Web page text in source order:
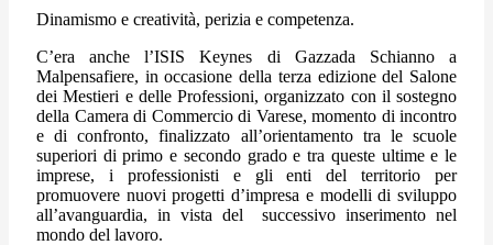
Dinamismo e creatività, perizia e competenza.
C’era anche l’ISIS Keynes di Gazzada Schianno a
Malpensafiere, in occasione della terza edizione del Salone
dei Mestieri e delle Professioni, organizzato con il sostegno
della Camera di Commercio di Varese, momento di incontro
e di confronto, finalizzato all’orientamento tra le scuole
superiori di primo e secondo grado e tra queste ultime e le
imprese, i professionisti e gli enti del territorio per
promuovere nuovi progetti d’impresa e modelli di sviluppo
all’avanguardia, in vista del successivo inserimento nel
mondo del lavoro.